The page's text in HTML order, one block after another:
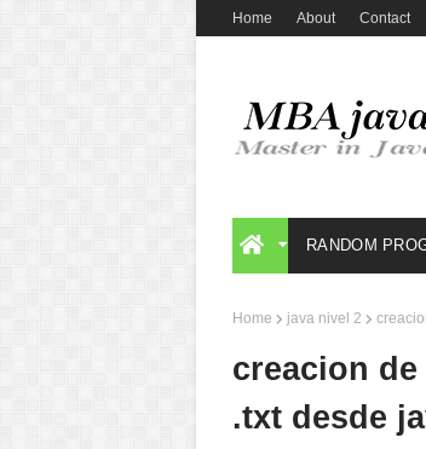
Home About Contact
RANDOM
Home java nivel 2
creacion
.txt desde